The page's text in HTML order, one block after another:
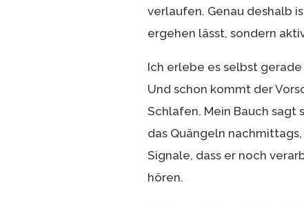
verlaufen. Genau deshalb
ergehen lässt, sondern
Ich erlebe es selbst
Und schon kommt der
Schlafen. Mein Bauch sagt
das Quängeln
Signale, dass er noch
hören.